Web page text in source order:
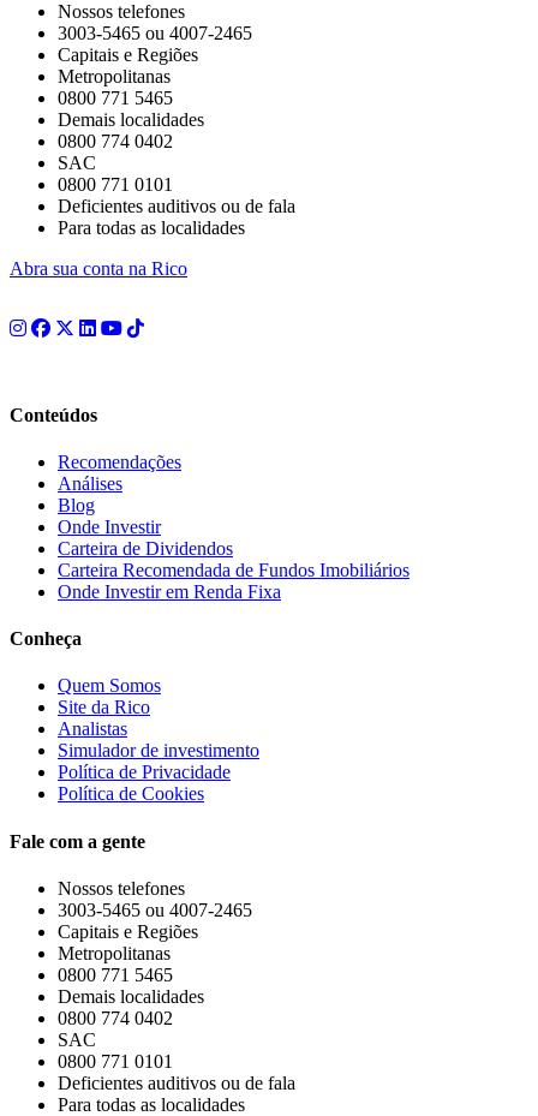
Nossos telefones
3003-5465 ou 4007-2465
Capitais e Regiões
Metropolitanas
0800 771 5465
Demais localidades
0800 774 0402
SAC
0800 771 0101
Deficientes auditivos ou de fala
Para todas as localidades
Abra sua conta na Rico
Conteúdos
Recomendações
Análises
Blog
Onde Investir
Carteira de Dividendos
Carteira Recomendada de Fundos Imobiliários
Onde Investir em Renda Fixa
Conheça
Quem Somos
Site da Rico
Analistas
Simulador de investimento
Política de Privacidade
Política de Cookies
Fale com a gente
Nossos telefones
3003-5465 ou 4007-2465
Capitais e Regiões
Metropolitanas
0800 771 5465
Demais localidades
0800 774 0402
SAC
0800 771 0101
Deficientes auditivos ou de fala
Para todas as localidades